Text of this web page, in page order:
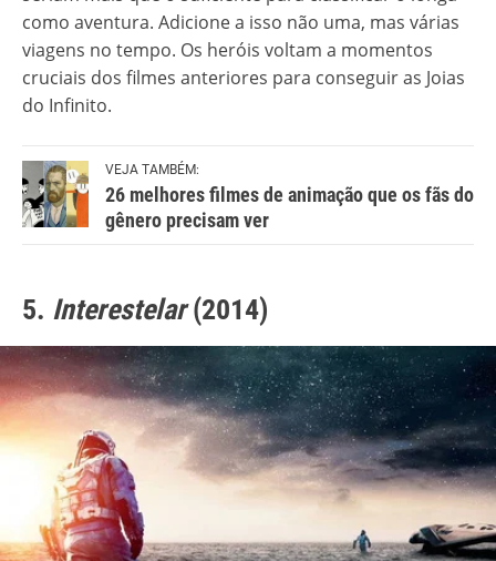
como aventura. Adicione a isso não uma, mas várias
viagens no tempo. Os heróis voltam a momentos
cruciais dos filmes anteriores para conseguir as Joias
do Infinito.
VEJA TAMBÉM:
26 melhores filmes de animação que os fãs do
gênero precisam ver
5. Interestelar(2014)